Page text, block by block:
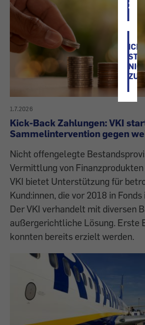
ZU
ICH
ZU
1.7.2026
Kick-Back Zahlungen: VKI
Sammelintervention gegen
Nicht offengelegte
Vermittlung von Finanzprodukten
VKI bietet Unterstützung für
Kund:innen, die vor 2018 in
Der VKI verhandelt mit diversen
außergerichtliche Lösung. Erste
konnten bereits erzielt werden.